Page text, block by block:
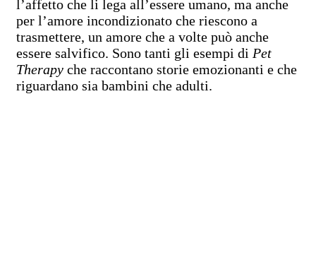
l’affetto che li lega all’essere umano, ma anche
per l’amore incondizionato che riescono a
trasmettere, un amore che a volte può anche
essere salvifico. Sono tanti gli esempi di Pet
Therapy che raccontano storie emozionanti e che
riguardano sia bambini che adulti.